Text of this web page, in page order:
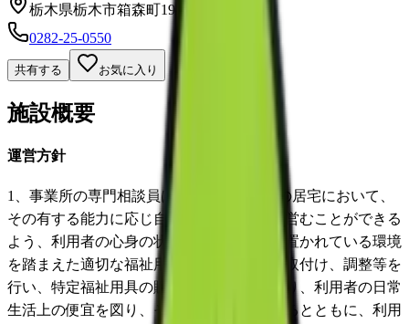
栃木県栃木市箱森町19-34
0282-25-0550
共有する お気に入り
施設概要
運営方針
1、事業所の専門相談員は、要介護者がその居宅において、
その有する能力に応じ自立した日常生活を営むことができる
よう、利用者の心身の状況、希望及びその置かれている環境
を踏まえた適切な福祉用具の選定の援助、取付け、調整等を
行い、特定福祉用具の販売をすることにより、利用者の日常
生活上の便宜を図り、その機能訓練に資するとともに、利用